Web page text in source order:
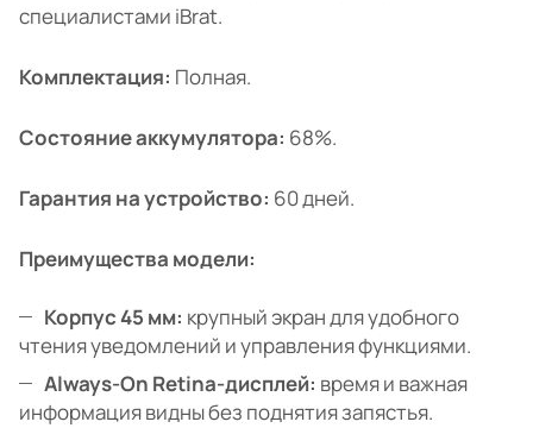
специалистами iBrat.
Комплектация: Полная.
Состояние аккумулятора: 68%.
Гарантия на устройство: 60 дней.
Преимущества модели:
Корпус 45 мм: крупный экран для удобного
чтения уведомлений и управления функциями.
Always-On Retina-дисплей: время и важная
информация видны без поднятия запястья.